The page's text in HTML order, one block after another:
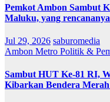
Pemkot Ambon Sambut
Maluku, yang
Jul 29, 2026 saburomedia
Ambon Metro Politik &
Sambut HUT Ke-81 RI,
Kibarkan Bendera